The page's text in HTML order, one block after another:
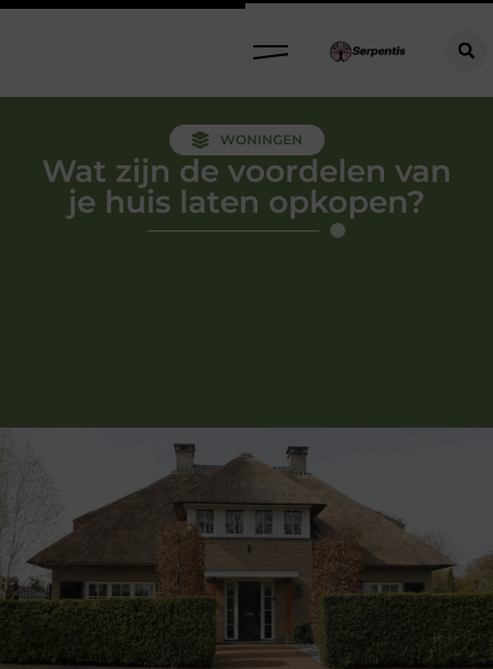
WONINGEN
Wat zijn de voordelen van
je huis laten opkopen?